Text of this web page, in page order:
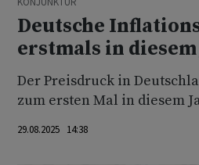
Deutsche
erstmals in diesem
Der Preisdruck in
zum ersten Mal in diesem
29.08.2025 14:38